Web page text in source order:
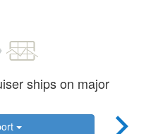
ships on major